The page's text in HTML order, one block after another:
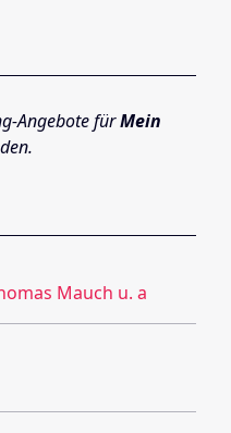
Angebote fürMein
Mauch u. a